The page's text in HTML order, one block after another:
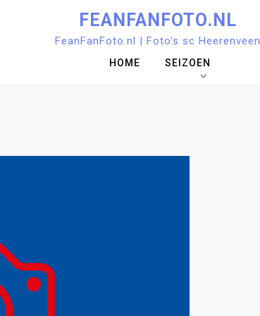
FEANFANFOTO.NL
FeanFanFoto.nl | Foto's sc Heerenveen
HOME SEIZOEN